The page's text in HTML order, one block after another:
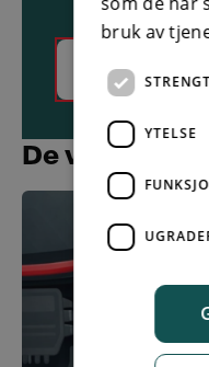
987 02222
De vanligste
bruk av
YTELSE